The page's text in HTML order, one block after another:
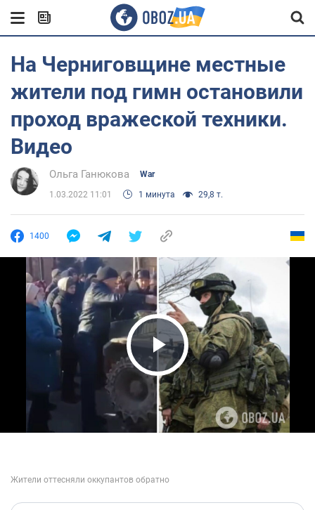
На Черниговщине местные
жители под гимн остановили
проход вражеской техники.
Видео
Ольга Ганюкова War
1.03.2022 11:01 1 минута 29,8 т.
1400
Play Video